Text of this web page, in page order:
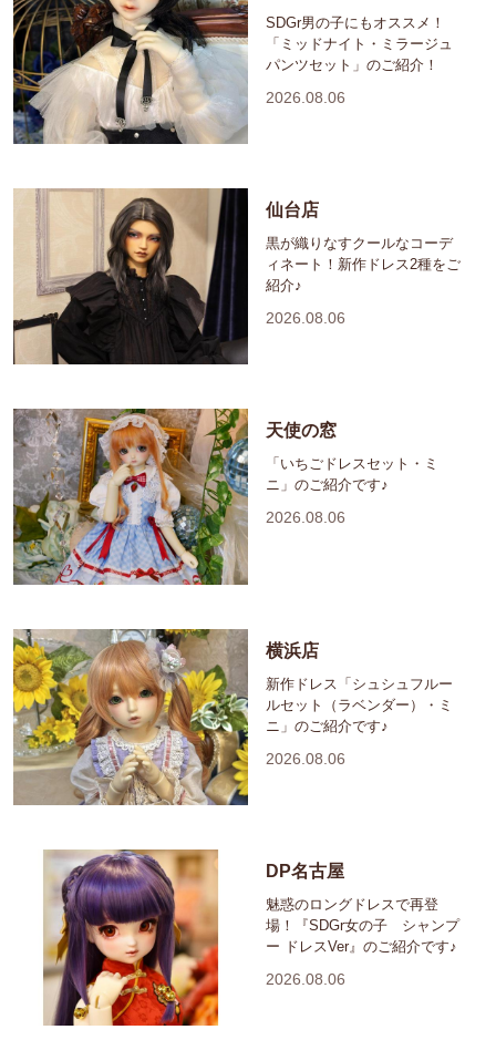
SDGr男の子にもオススメ！
「ミッドナイト・ミラージュ
パンツセット」のご紹介！
2026.08.06
仙台店
黒が織りなすクールなコーデ
ィネート！新作ドレス2種をご
紹介♪
2026.08.06
天使の窓
「いちごドレスセット・ミ
ニ」のご紹介です♪
2026.08.06
横浜店
新作ドレス「シュシュフルー
ルセット（ラベンダー）・ミ
ニ」のご紹介です♪
2026.08.06
DP名古屋
魅惑のロングドレスで再登
場！『SDGr女の子 シャンプ
ー ドレスVer』のご紹介です♪
2026.08.06